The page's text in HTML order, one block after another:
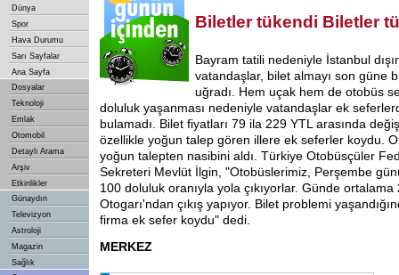
Dünya
Spor
Hava Durumu
Sarı Sayfalar
Ana Sayfa
Dosyalar
Teknoloji
Emlak
Otomobil
Detaylı Arama
Arşiv
Etkinlikler
Günaydın
Televizyon
Astroloji
Magazin
Sağlık
Biletler tükendi Biletler
Bayram tatili nedeniyle İstanbul
vatandaşlar, bilet almayı son güne
uğradı. Hem uçak hem de otobüs
doluluk yaşanması nedeniyle vatandaşlar ek
bulamadı. Bilet fiyatları 79 ila 229 YTL arasında
özellikle yoğun talep gören illere ek seferler koydu.
yoğun talepten nasibini aldı. Türkiye Otobüsçüler
Sekreteri Mevlüt İlgin, "Otobüslerimiz, Perşembe
100 doluluk oranıyla yola çıkıyorlar. Günde
Otogarı'ndan çıkış yapıyor. Bilet problemi
firma ek sefer koydu" dedi.
MERKEZ